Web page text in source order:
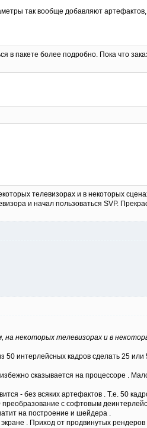
так вообще добавляют
в пакете более подробно. Пока что
телевизорах и в некоторых
и начал пользоваться SVP.
некоторых телевизорах и в
интерлейсных кадров сделать 25 или
сказывается на процессоре .
- без всяких артефактов . Т.е. 50
с софтовым
на построение и шейдера .
. Приход от продвинутых